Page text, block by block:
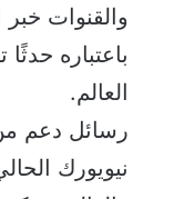
والقنوات
باعتباره
العالم.
رسائل دعم
نيويورك